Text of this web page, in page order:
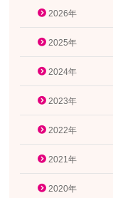
2026年
2025年
2024年
2023年
2022年
2021年
2020年